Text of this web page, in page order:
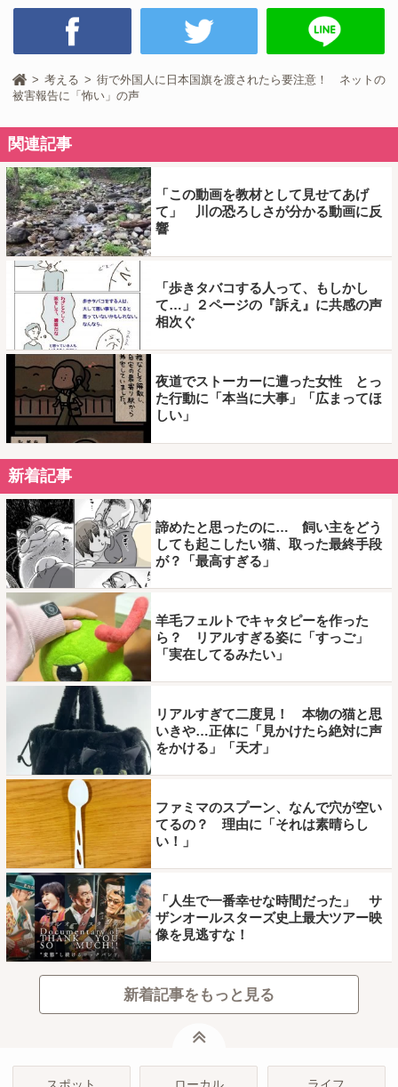
考える
街で外国人に日本国旗を渡されたら要注意！ ネットの
被害報告に「怖い」の声
関連記事
「この動画を教材として見せてあげ
て」 川の恐ろしさが分かる動画に反
響
「歩きタバコする人って、もしかし
て…」２ページの『訴え』に共感の声
相次ぐ
夜道でストーカーに遭った女性 とっ
た行動に「本当に大事」「広まってほ
しい」
新着記事
諦めたと思ったのに… 飼い主をどう
しても起こしたい猫、取った最終手段
が？「最高すぎる」
羊毛フェルトでキャタピーを作った
ら？ リアルすぎる姿に「すっご」
「実在してるみたい」
リアルすぎて二度見！ 本物の猫と思
いきや…正体に「見かけたら絶対に声
をかける」「天才」
ファミマのスプーン、なんで穴が空い
てるの？ 理由に「それは素晴らし
い！」
「人生で一番幸せな時間だった」 サ
ザンオールスターズ史上最大ツアー映
像を見逃すな！
新着記事をもっと見る